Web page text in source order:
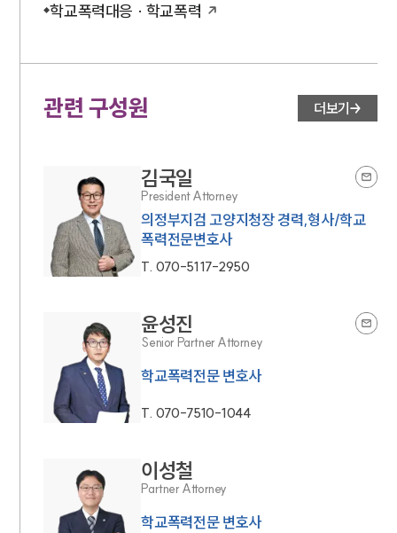
학교폭력대응 · 학교폭력
관련 구성원 더보기
김국일
President Attorney
의정부지검 고양지청장 경력,형사/학교
폭력전문변호사
T. 070-5117-2950
윤성진
Senior Partner Attorney
학교폭력전문 변호사
T. 070-7510-1044
이성철
Partner Attorney
학교폭력전문 변호사